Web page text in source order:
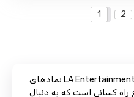
1 2
راه کسانی است که به دنبال